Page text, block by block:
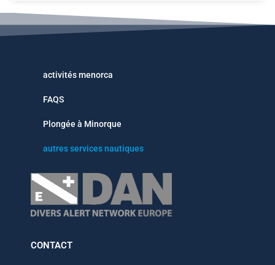
activités menorca
FAQS
Plongée à Minorque
autres services nautiques
CONTACT